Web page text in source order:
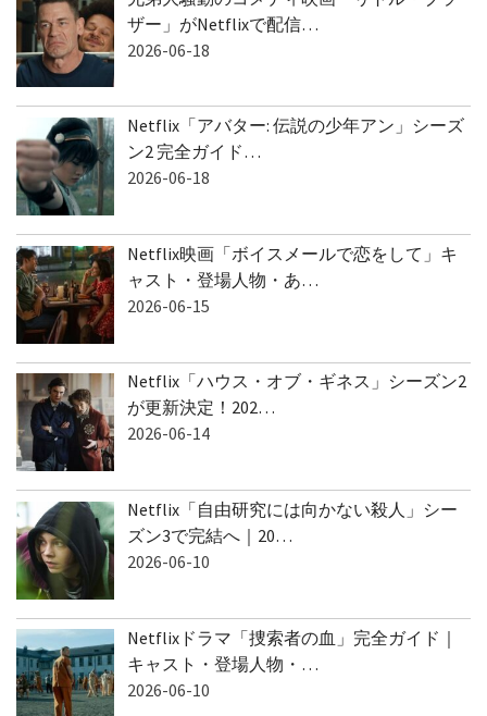
ザー」がNetflixで配信…
2026-06-18
Netflix「アバター: 伝説の少年アン」シーズ
ン2 完全ガイド…
2026-06-18
Netflix映画「ボイスメールで恋をして」キ
ャスト・登場人物・あ…
2026-06-15
Netflix「ハウス・オブ・ギネス」シーズン2
が更新決定！202…
2026-06-14
Netflix「自由研究には向かない殺人」シー
ズン3で完結へ｜20…
2026-06-10
Netflixドラマ「捜索者の血」完全ガイド｜
キャスト・登場人物・…
2026-06-10